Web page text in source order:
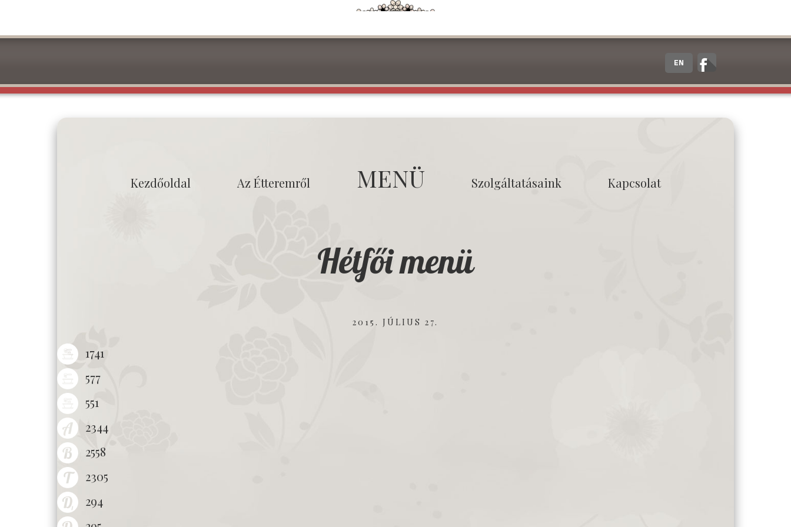
EN
Kezdőoldal Az Étteremről MENÜ Szolgáltatásaink Kapcsolat
Hétfői menü
2015. JÚLIUS 27.
1741
577
551
2344
2558
2305
294